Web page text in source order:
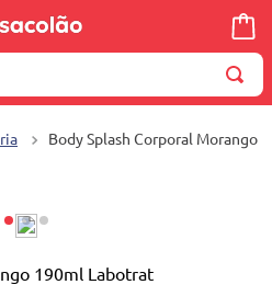
Body Splash Corporal Morango
190ml Labotrat
wella
3º
4º
toalha